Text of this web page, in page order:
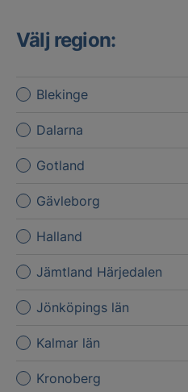
Välj region:
Blekinge
Dalarna
Gotland
Gävleborg
Halland
Jämtland Härjedalen
Jönköpings län
Kalmar län
Kronoberg